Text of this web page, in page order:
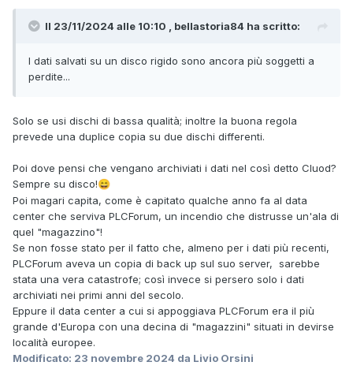
Il 23/11/2024 alle 10:10 , bellastoria84 ha scritto:
I dati salvati su un disco rigido sono ancora più soggetti a
perdite...
Solo se usi dischi di bassa qualità; inoltre la buona regola
prevede una duplice copia su due dischi differenti.
Poi dove pensi che vengano archiviati i dati nel così detto Cluod?
Sempre su disco!😄
Poi magari capita, come è capitato qualche anno fa al data
center che serviva PLCForum, un incendio che distrusse un'ala di
quel "magazzino"!
Se non fosse stato per il fatto che, almeno per i dati più recenti,
PLCForum aveva un copia di back up sul suo server, sarebbe
stata una vera catastrofe; così invece si persero solo i dati
archiviati nei primi anni del secolo.
Eppure il data center a cui si appoggiava PLCForum era il più
grande d'Europa con una decina di "magazzini" situati in devirse
località europee.
Modificato: 23 novembre 2024 da Livio Orsini